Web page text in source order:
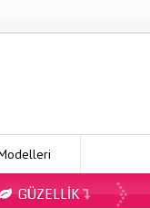
Ecopirin Reçetesiz
GÜZELLIK